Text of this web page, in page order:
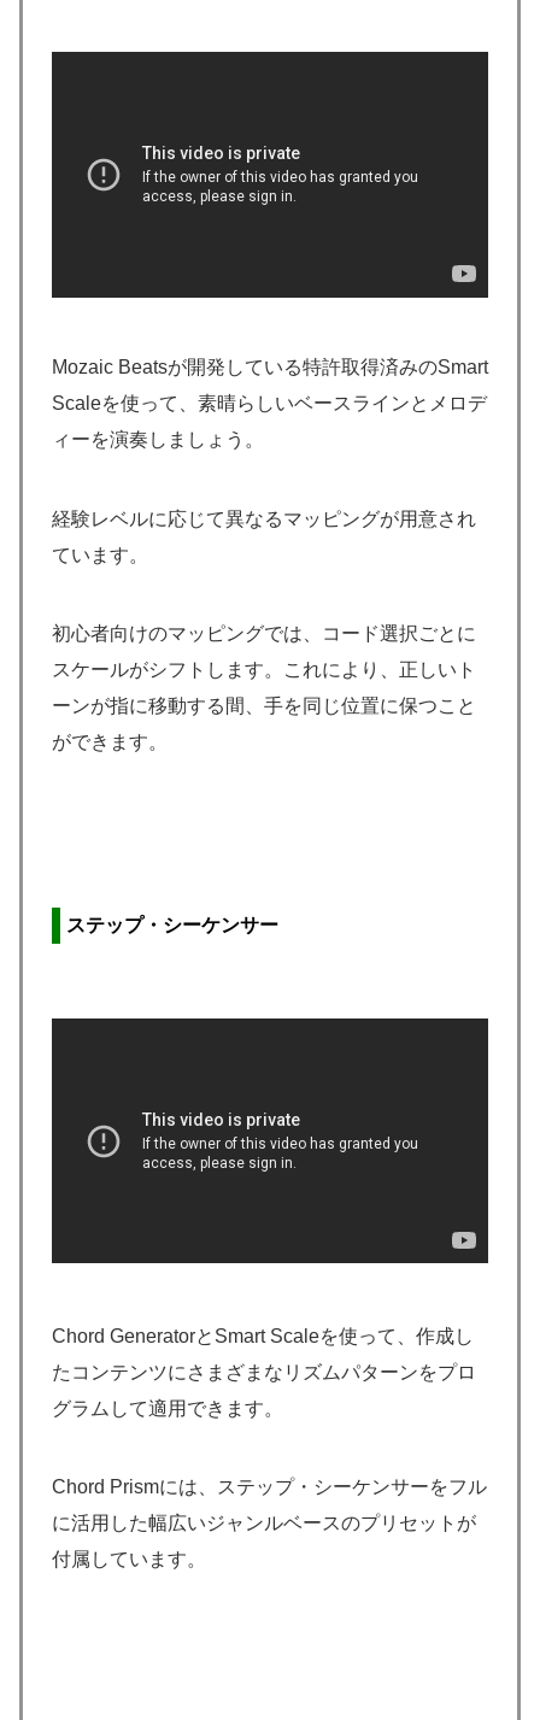
Mozaic Beatsが開発している特許取得済みのSmart
Scaleを使って、素晴らしいベースラインとメロデ
ィーを演奏しましょう。
経験レベルに応じて異なるマッピングが用意され
ています。
初心者向けのマッピングでは、コード選択ごとに
スケールがシフトします。これにより、正しいト
ーンが指に移動する間、手を同じ位置に保つこと
ができます。
ステップ・シーケンサー
Chord GeneratorとSmart Scaleを使って、作成し
たコンテンツにさまざまなリズムパターンをプロ
グラムして適用できます。
Chord Prismには、ステップ・シーケンサーをフル
に活用した幅広いジャンルベースのプリセットが
付属しています。